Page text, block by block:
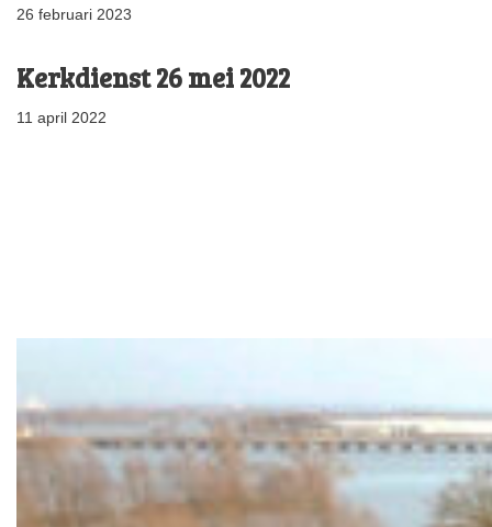
26 februari 2023
Kerkdienst 26 mei 2022
11 april 2022